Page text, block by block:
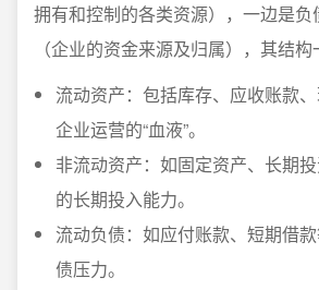
拥有和控制的各类资源），一边是负
（企业的资金来源及归属），其结构
流动资产：包括库存、应收账款
企业运营的“血液”。
非流动资产：如固定资产、长期
的长期投入能力。
流动负债：如应付账款、短期借
债压力。